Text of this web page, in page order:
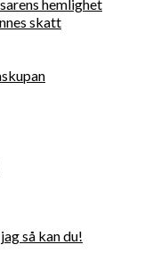
hemlighet
skatt
så kan du!